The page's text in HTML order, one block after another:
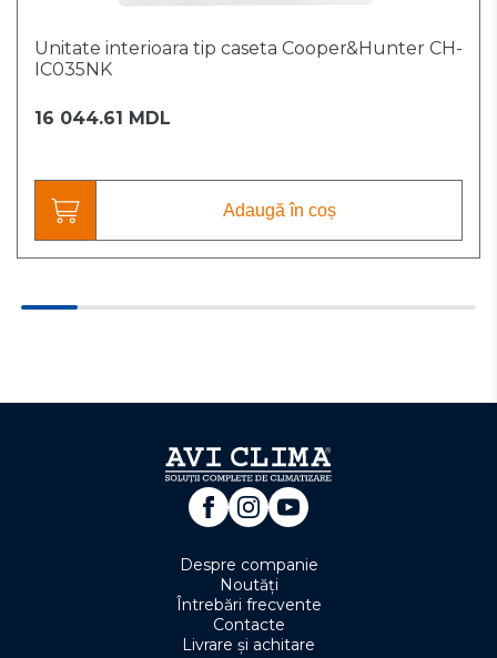
Unitate interioara tip caseta Cooper&Hunter CH-
IC035NK
16 044.61 MDL
Adaugă în coș
Despre companie
Noutăți
Întrebări frecvente
Contacte
Livrare și achitare